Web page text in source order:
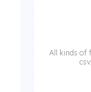
All kinds of